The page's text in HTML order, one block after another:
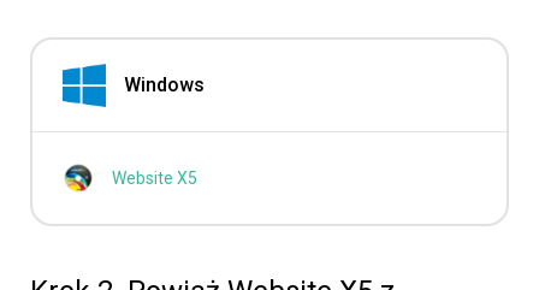
Windows
Website X5